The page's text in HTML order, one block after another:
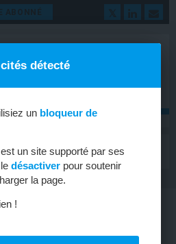
ABONNÉ
détecté
un bloqueur de
un site supporté par ses
ledésactiver pour soutenir
la page.
!